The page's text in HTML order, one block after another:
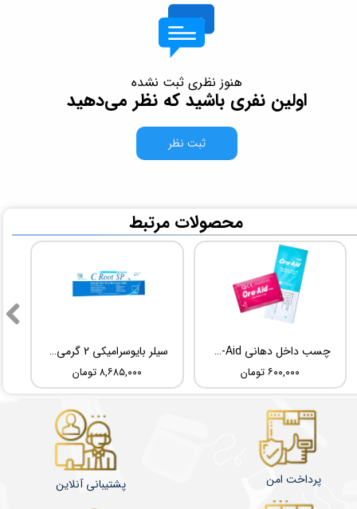
هنوز نظری ثبت نشده
اولین نفری باشید که نظر می‌دهید
ثبت نظر
سیلر بایوسرامیکی 2 گرمی Root Dental Medical C-Root SP
۸,۶۸۵,۰۰۰ تومان
چسب داخل دهانی TBM Ora-Aid
۶۰۰,۰۰۰ تومان
​محصولات مرتبط
پشتیبانی آنلاین پرداخت امن